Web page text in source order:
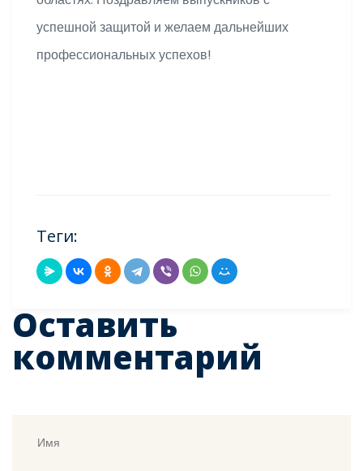
успешной защитой и желаем дальнейших
профессиональных успехов!
Теги:
Оставить
комментарий